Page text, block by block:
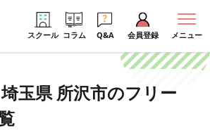
スクール コラム Q&A 会員登録 メニュー
埼玉県 所沢市のフリー